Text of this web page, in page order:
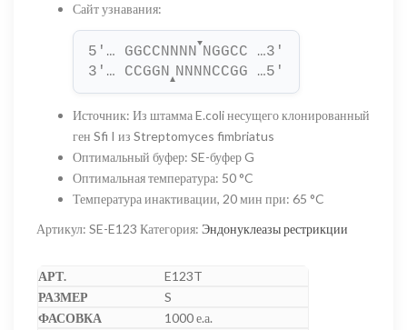
570,00 ₽
–
14
280,00 ₽
Сайт узнавания:
5'… GGCCNNNN
▼
NGGCC …3'
3'… CCGGN▲NNNNCCGG …5'
Источник: Из штамма E.coli несущего клонированный
ген Sfi I из Streptomyces fimbriatus
Оптимальный буфер: SE-буфер G
Оптимальная температура: 50 °C
Температура инактивации, 20 мин при: 65 °C
Артикул: SE-E123 Категория: Эндонуклеазы рестрикции
E123T
S
1000 е.а.